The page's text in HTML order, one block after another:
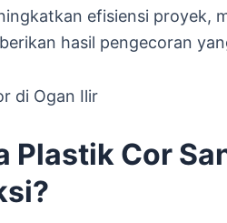
efisiensi proyek,
hasil pengecoran
Plastik Cor